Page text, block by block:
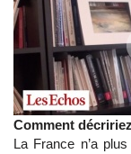
Comment
La France n’a